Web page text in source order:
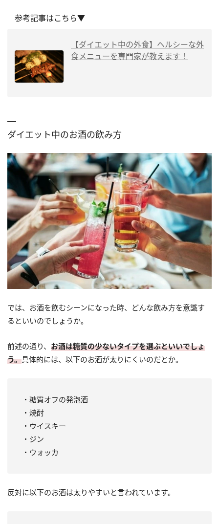
参考記事はこちら▼
【ダイエット中の外食】ヘルシーな外
食メニューを専門家が教えます！
ダイエット中のお酒の飲み方
では、お酒を飲むシーンになった時、どんな飲み方を意識す
るといいのでしょうか。
前述の通り、 お酒は糖質の少ないタイプを選ぶといいでしょ
う。具体的には、以下のお酒が太りにくいのだとか。
・糖質オフの発泡酒
・焼酎
・ウイスキー
・ジン
・ウォッカ
反対に以下のお酒は太りやすいと言われています。